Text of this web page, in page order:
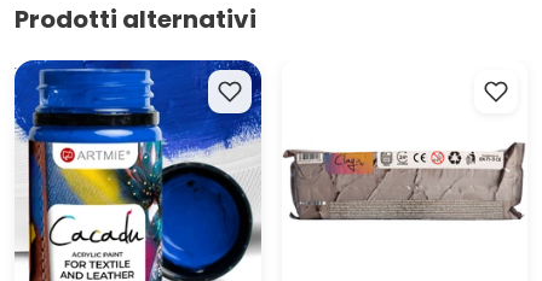
Prodotti alternativi
Vernici per tessuti e pelle
ARTMIE CACADU 50 ml
modellabile autoindurente -